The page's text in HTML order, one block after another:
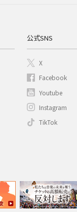
公式SNS
X
Facebook
Youtube
Instagram
TikTok